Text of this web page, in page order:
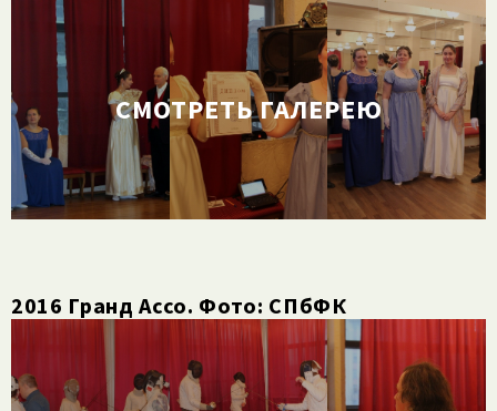
СМОТРЕТЬ ГАЛЕРЕЮ
2016 Гранд Ассо. Фото: СПбФК